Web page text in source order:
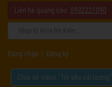
Liên hệ quảng cáo: 0932221090
Đăng nhập Đăng ký
Chia sẻ video "Tôi yêu cải lương".